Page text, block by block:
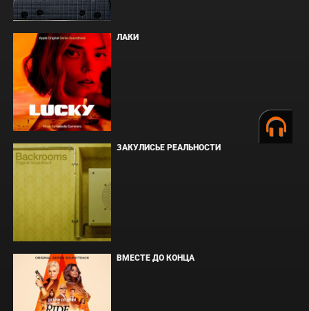
ЛАКИ
ЗАКУЛИСЬЕ РЕАЛЬНОСТИ
ВМЕСТЕ ДО КОНЦА